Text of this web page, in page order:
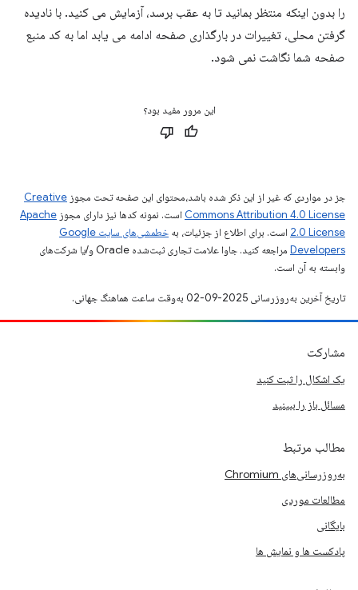
را بدون اینکه منتظر بمانید تا به عقب برسد، آزمایش می کنید. با نادیده
گرفتن محلی، تغییرات در بارگذاری صفحه ادامه می یابد اما به کد منبع
صفحه شما نگاشت نمی شود.
این مرور مفید بود؟
جز در مواردی که غیر از این ذکر شده باشد،‌محتوای این صفحه تحت مجوز Creative
Commons Attribution 4.0 License است. نمونه کدها نیز دارای مجوز Apache
2.0 License است. برای اطلاع از جزئیات، به
خطمشی‌های سایت Google
Developers‏
مراجعه کنید. جاوا علامت تجاری ثبت‌شده Oracle و/یا شرکت‌های
وابسته به آن است.
تاریخ آخرین به‌روزرسانی 2025-09-02 به‌وقت ساعت هماهنگ جهانی.
مشارکت
یک اشکال را ثبت کنید
مسائل باز را ببینید
مطالب مرتبط
به‌روزرسانی‌های Chromium
مطالعات موردی
بایگانی
پادکست ها و نمایش ها